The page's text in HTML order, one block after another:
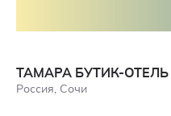
ТАМАРА БУТИК-ОТЕЛЬ
Россия, Сочи